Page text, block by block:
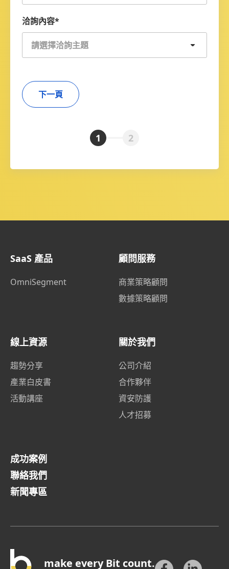
洽詢內容*
請選擇洽詢主題
1 2
SaaS 產品
OmniSegment
顧問服務
商業策略顧問
數據策略顧問
線上資源
趨勢分享
產業白皮書
活動講座
關於我們
公司介紹
合作夥伴
資安防護
人才招募
成功案例
聯絡我們
新聞專區
make every Bit count.